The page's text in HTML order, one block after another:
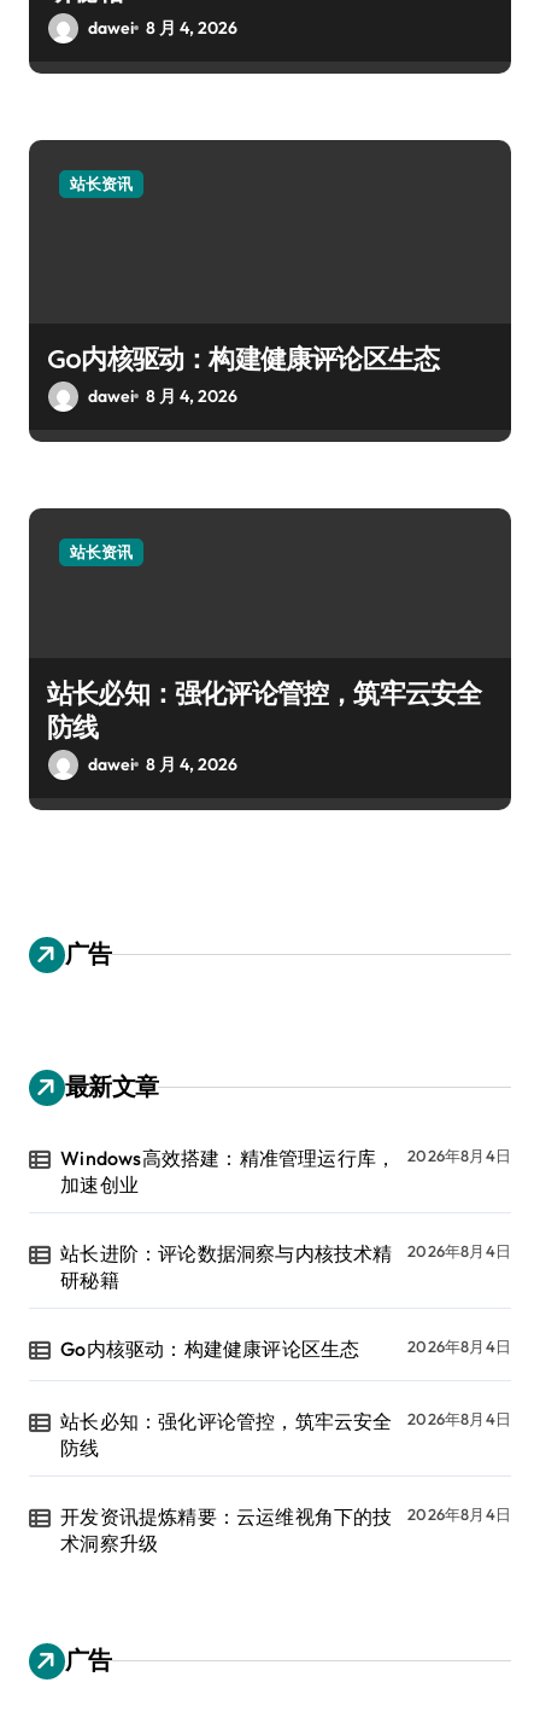
dawei 8 月 4, 2026
站长资讯
Go内核驱动：构建健康评论区生态
dawei 8 月 4, 2026
站长资讯
站长必知：强化评论管控，筑牢云安全
防线
dawei 8 月 4, 2026
广告
最新文章
Windows高效搭建：精准管理运行库，
加速创业
2026年8月4日
站长进阶：评论数据洞察与内核技术精
研秘籍
2026年8月4日
Go内核驱动：构建健康评论区生态 2026年8月4日
站长必知：强化评论管控，筑牢云安全
防线
2026年8月4日
开发资讯提炼精要：云运维视角下的技
术洞察升级
2026年8月4日
广告